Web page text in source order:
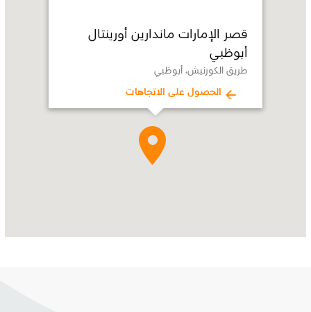
طريق
قصر الإمارات ماندارين أورينتال
أبوظبي
طريق الكورنيش، أبوظبي
الحصول على الاتجاهات